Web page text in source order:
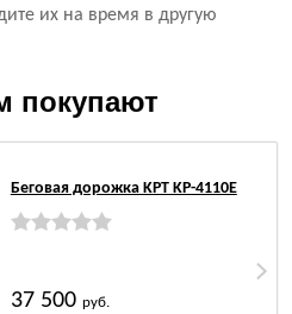
их на время в другую
покупают
Беговая дорожка KPT KP-4110E
37 500 руб.